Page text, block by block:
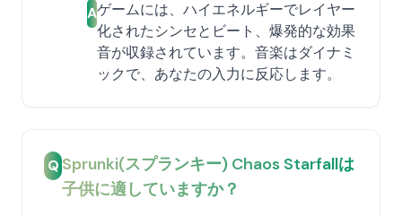
Aゲームには、ハイエネルギーでレイヤー
化されたシンセとビート、爆発的な効果
音が収録されています。音楽はダイナミ
ックで、あなたの入力に反応します。
Q Sprunki(スプランキー) Chaos Starfallは
子供に適していますか？